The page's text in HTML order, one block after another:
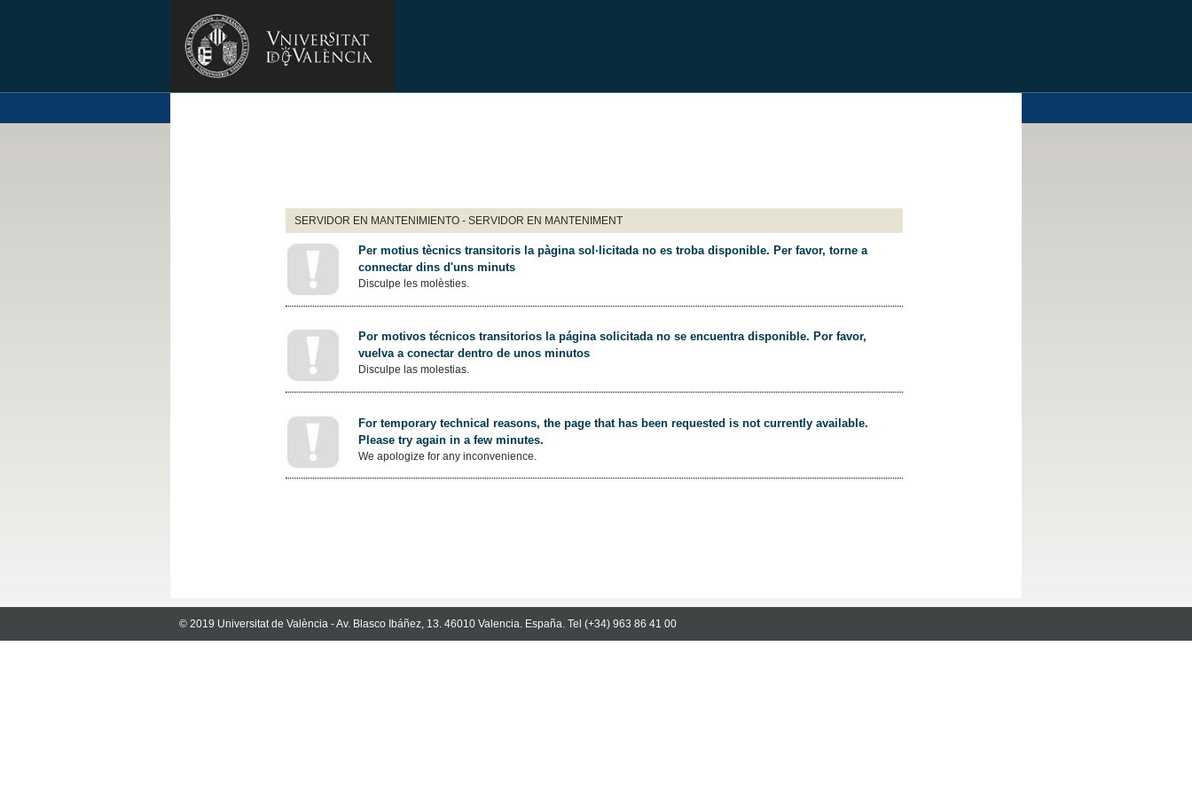
SERVIDOR EN MANTENIMIENTO - SERVIDOR EN MANTENIMENT
Per motius tècnics transitoris la pàgina sol·licitada no es troba disponible. Per favor, torne a
connectar dins d'uns minuts
Disculpe les molèsties.
Por motivos técnicos transitorios la página solicitada no se encuentra disponible. Por favor,
vuelva a conectar dentro de unos minutos
Disculpe las molestias.
For temporary technical reasons, the page that has been requested is not currently available.
Please try again in a few minutes.
We apologize for any inconvenience.
© 2019 Universitat de València - Av. Blasco Ibáñez, 13. 46010 Valencia. España. Tel (+34) 963 86 41 00